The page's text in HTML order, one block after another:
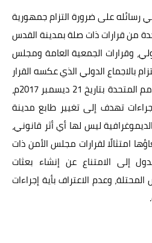
رسائله على ضرورة التزام جمهورية
من قرارات ذات صلة بمدينة القدس
وقرارات الجمعية العامة ومجلس
بالاجماع الدولي الذي عكسه القرار
الصادر عن الجمعية العامة للأمم المتحدة بتاريخ 21 ديسمبر 2017م،
تهدف إلى تغيير طابع مدينة
ليس لها أي أثر قانوني،
امتثالًا لقرارات مجلس الأمن ذات
إلى الامتناع عن إنشاء بعثات
وعدم الاعتراف بأية إجراءات